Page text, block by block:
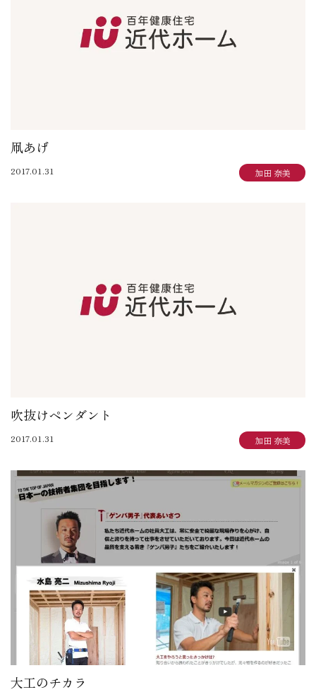
凧あげ
2017.01.31 加田 奈美
吹抜けペンダント
2017.01.31 加田 奈美
大工のチカラ